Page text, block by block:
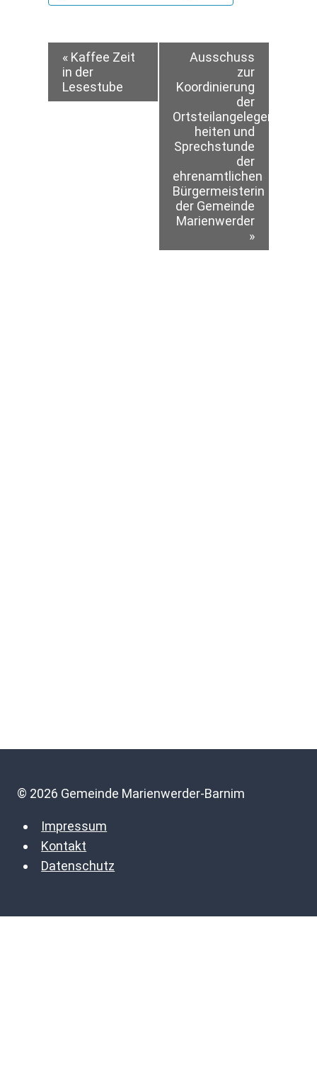
Veranstaltung-
Navigation
« Kaffee Zeit
in der
Lesestube
Ausschuss
zur
Koordinierung
der
Ortsteilangelegen-
heiten und
Sprechstunde
der
ehrenamtlichen
Bürgermeisterin
der Gemeinde
Marienwerder
»
© 2026 Gemeinde Marienwerder-Barnim
Impressum
Kontakt
Datenschutz